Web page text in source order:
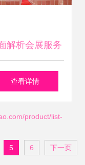
解析会展服务
、布置到执行
查看详情
product/list-
5 6 下一页